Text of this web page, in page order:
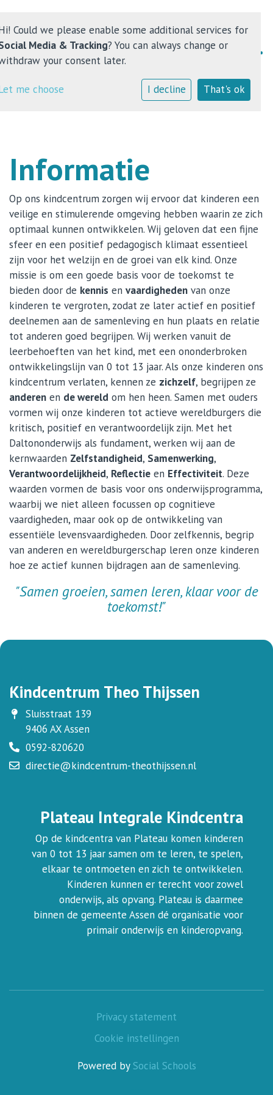
Home
Opvang
Contact
Informatie
Op ons kindcentrum zorgen wij ervoor dat kinderen een
veilige en stimulerende omgeving hebben waarin ze zich
optimaal kunnen ontwikkelen. Wij geloven dat een fijne
sfeer en een positief pedagogisch klimaat essentieel
zijn voor het welzijn en de groei van elk kind. Onze
missie is om een goede basis voor de toekomst te
bieden door de kennis en vaardigheden van onze
kinderen te vergroten, zodat ze later actief en positief
deelnemen aan de samenleving en hun plaats en relatie
tot anderen goed begrijpen. Wij werken vanuit de
leerbehoeften van het kind, met een ononderbroken
ontwikkelingslijn van 0 tot 13 jaar. Als onze kinderen ons
kindcentrum verlaten, kennen ze zichzelf, begrijpen ze
anderen en de wereld om hen heen. Samen met ouders
vormen wij onze kinderen tot actieve wereldburgers die
kritisch, positief en verantwoordelijk zijn. Met het
Daltononderwijs als fundament, werken wij aan de
kernwaarden Zelfstandigheid, Samenwerking,
Verantwoordelijkheid, Reflectie en Effectiviteit. Deze
waarden vormen de basis voor ons onderwijsprogramma,
waarbij we niet alleen focussen op cognitieve
vaardigheden, maar ook op de ontwikkeling van
essentiële levensvaardigheden. Door zelfkennis, begrip
van anderen en wereldburgerschap leren onze kinderen
hoe ze actief kunnen bijdragen aan de samenleving.
"Samen groeien, samen leren, klaar voor de
toekomst!"
Kindcentrum Theo Thijssen
Sluisstraat 139
9406 AX Assen
0592-820620
directie@kindcentrum-theothijssen.nl
Plateau Integrale Kindcentra
Op de kindcentra van Plateau komen kinderen
van 0 tot 13 jaar samen om te leren, te spelen,
elkaar te ontmoeten en zich te ontwikkelen.
Kinderen kunnen er terecht voor zowel
onderwijs, als opvang. Plateau is daarmee
binnen de gemeente Assen dé organisatie voor
primair onderwijs en kinderopvang.
Privacy statement
Cookie instellingen
Powered by Social Schools
Could we please enable some additional services for
Media & Tracking? You can always change or
your consent later.
me choose I decline That's ok